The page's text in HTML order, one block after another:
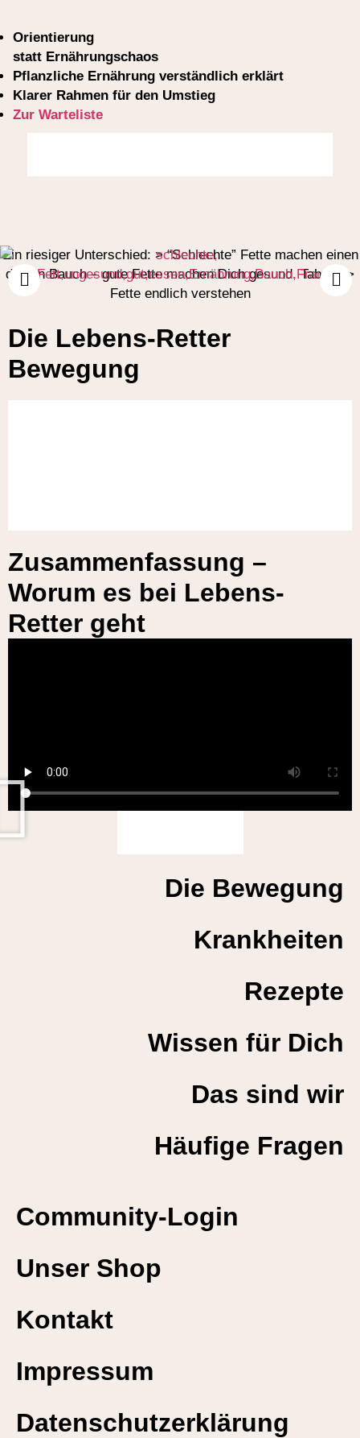
Orientierung
statt Ernährungschaos
Pflanzliche Ernährung verständlich erklärt
Klarer Rahmen für den Umstieg
Zur Warteliste
Ein riesiger Unterschied: > “Schlechte” Fette machen einen
dicken Bauch – gute Fette machen Dich gesund. Tabelle >
Fette endlich verstehen
Die Lebens-Retter
Bewegung
Zusammenfassung –
Worum es bei Lebens-
Retter geht
Die Bewegung
Krankheiten
Rezepte
Wissen für Dich
Das sind wir
Häufige Fragen
Community-Login
Unser Shop
Kontakt
Impressum
Datenschutzerklärung